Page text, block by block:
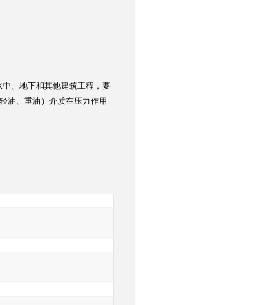
、地下和其他建筑工程，要
油、重油）介质在压力作用